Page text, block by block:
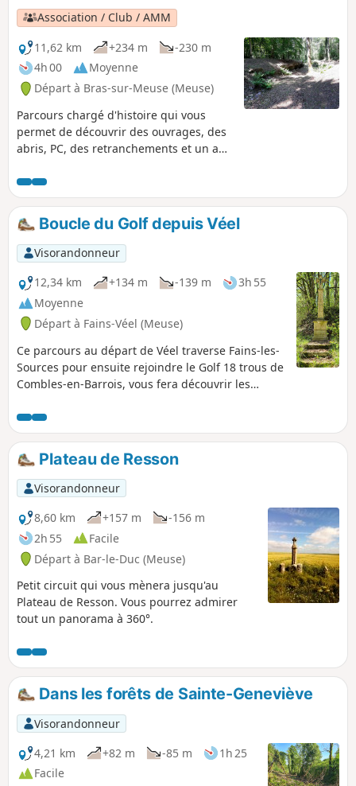
Association / Club / AMM
11,62 km
+234 m
-230 m
4h 00
Moyenne
Départ à Bras-sur-Meuse (Meuse)
Parcours chargé d'histoire qui vous
permet de découvrir des ouvrages, des
abris, PC, des retranchements et un abri
bon états ainsi que quelques restes de
tranchées et postes de combats isolés.
Boucle du Golf depuis Véel
Visorandonneur
12,34 km
+134 m -139 m
3h 55
Moyenne
Départ à Fains-Véel (Meuse)
Ce parcours au départ de Véel traverse Fains-les-
Sources pour ensuite rejoindre le Golf 18 trous de
Combles-en-Barrois, vous fera découvrir les
Catherine (XV et XVI siècles) à Fains-les-Sources, la
Chapelle Saint-Joseph (XIX siècle) entre Fains et
Combles. Il est facile et peu ombragé. Point
pique-nique à l'ombre (4 tables) devant la
Chapelle Saint-Joseph.
Plateau de Resson
Visorandonneur
8,60 km
+157 m
-156 m
2h 55
Facile
Départ à Bar-le-Duc (Meuse)
Petit circuit qui vous mènera jusqu'au
Plateau de Resson. Vous pourrez admirer
tout un panorama à 360°.
Dans les forêts de Sainte-Geneviève
Visorandonneur
4,21 km
+82 m -85 m
1h 25
Facile